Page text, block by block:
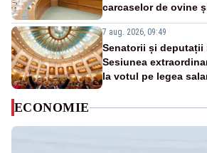
carcaselor de ovine
7 aug. 2026, 09:49
Senatorii și deputații
Sesiunea
la votul pe legea
ECONOMIE